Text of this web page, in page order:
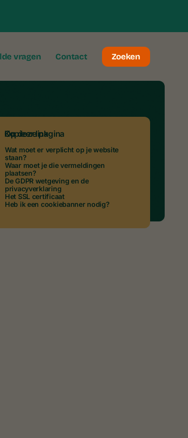
vragen Contact Zoeken
Kopieer link
Op deze pagina
Wat moet er verplicht op je website
staan?
Waar moet je die vermeldingen
plaatsen?
De GDPR wetgeving en de
privacyverklaring
Het SSL certificaat
Heb ik een cookiebanner nodig?